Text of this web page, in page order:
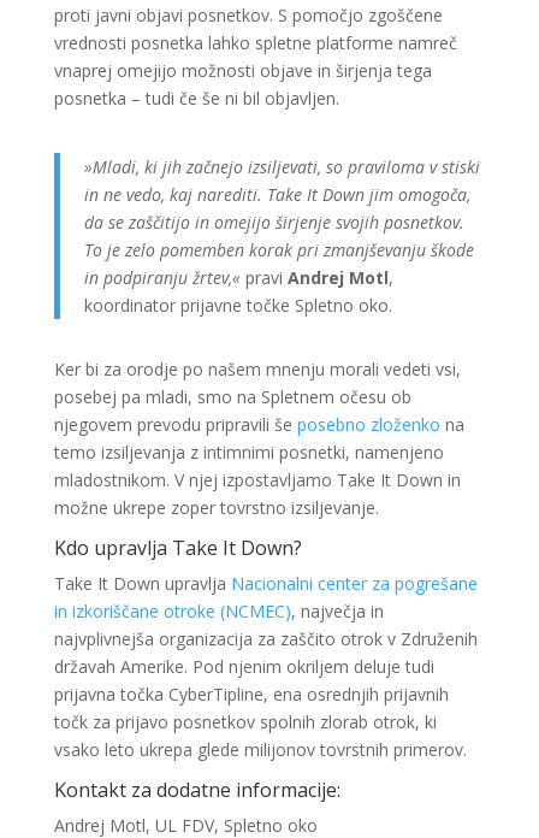
proti javni objavi posnetkov. S pomočjo zgoščene
vrednosti posnetka lahko spletne platforme namreč
vnaprej omejijo možnosti objave in širjenja tega
posnetka – tudi če še ni bil objavljen.
»Mladi, ki jih začnejo izsiljevati, so praviloma v stiski
in ne vedo, kaj narediti. Take It Down jim omogoča,
da se zaščitijo in omejijo širjenje svojih posnetkov.
To je zelo pomemben korak pri zmanjševanju škode
in podpiranju žrtev,« pravi Andrej Motl,
koordinator prijavne točke Spletno oko.
Ker bi za orodje po našem mnenju morali vedeti vsi,
posebej pa mladi, smo na Spletnem očesu ob
njegovem prevodu pripravili še posebno zloženko na
temo izsiljevanja z intimnimi posnetki, namenjeno
mladostnikom. V njej izpostavljamo Take It Down in
možne ukrepe zoper tovrstno izsiljevanje.
Kdo upravlja Take It Down?
Take It Down upravlja Nacionalni center za pogrešane
in izkoriščane otroke (NCMEC), največja in
najvplivnejša organizacija za zaščito otrok v Združenih
državah Amerike. Pod njenim okriljem deluje tudi
prijavna točka CyberTipline, ena osrednjih prijavnih
točk za prijavo posnetkov spolnih zlorab otrok, ki
vsako leto ukrepa glede milijonov tovrstnih primerov.
Kontakt za dodatne informacije:
Andrej Motl, UL FDV, Spletno oko